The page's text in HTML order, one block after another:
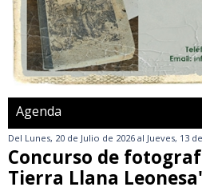
Agenda
Del Lunes, 20 de Julio de 2026 al Jueves, 13
Concurso de
Tierra Llana Leonesa'